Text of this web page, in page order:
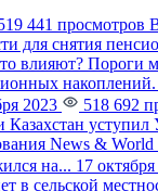
441 просмотров
для снятия
влияют? Пороги
2023 518 692
Казахстан уступил
News &
на... 17
в сельской